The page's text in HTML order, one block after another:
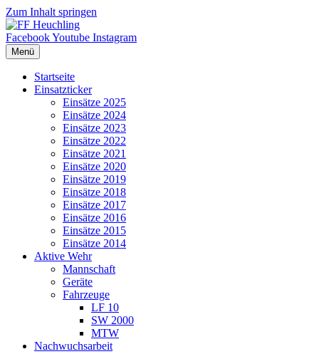
Zum Inhalt springen
FacebookYoutube Instagram
Menü
Startseite
Einsatzticker
Einsätze 2025
Einsätze 2024
Einsätze 2023
Einsätze 2022
Einsätze 2021
Einsätze 2020
Einsätze 2019
Einsätze 2018
Einsätze 2017
Einsätze 2016
Einsätze 2015
Einsätze 2014
Aktive Wehr
Mannschaft
Geräte
Fahrzeuge
LF 10
SW 2000
MTW
Nachwuchsarbeit